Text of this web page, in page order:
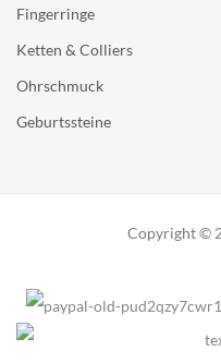
Fingerringe
Ketten & Colliers
Ohrschmuck
Geburtssteine
Copyright ©